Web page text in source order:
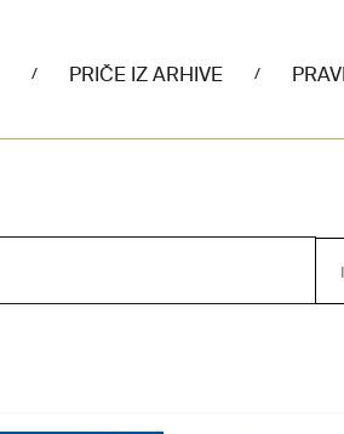
/ PRIČE IZ ARHIVE /